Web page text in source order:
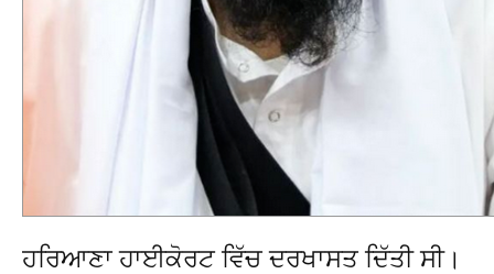
ਹਰਿਆਣਾ ਹਾਈਕੋਰਟ ਵਿੱਚ ਦਰਖਾਸਤ ਦਿੱਤੀ ਸੀ।